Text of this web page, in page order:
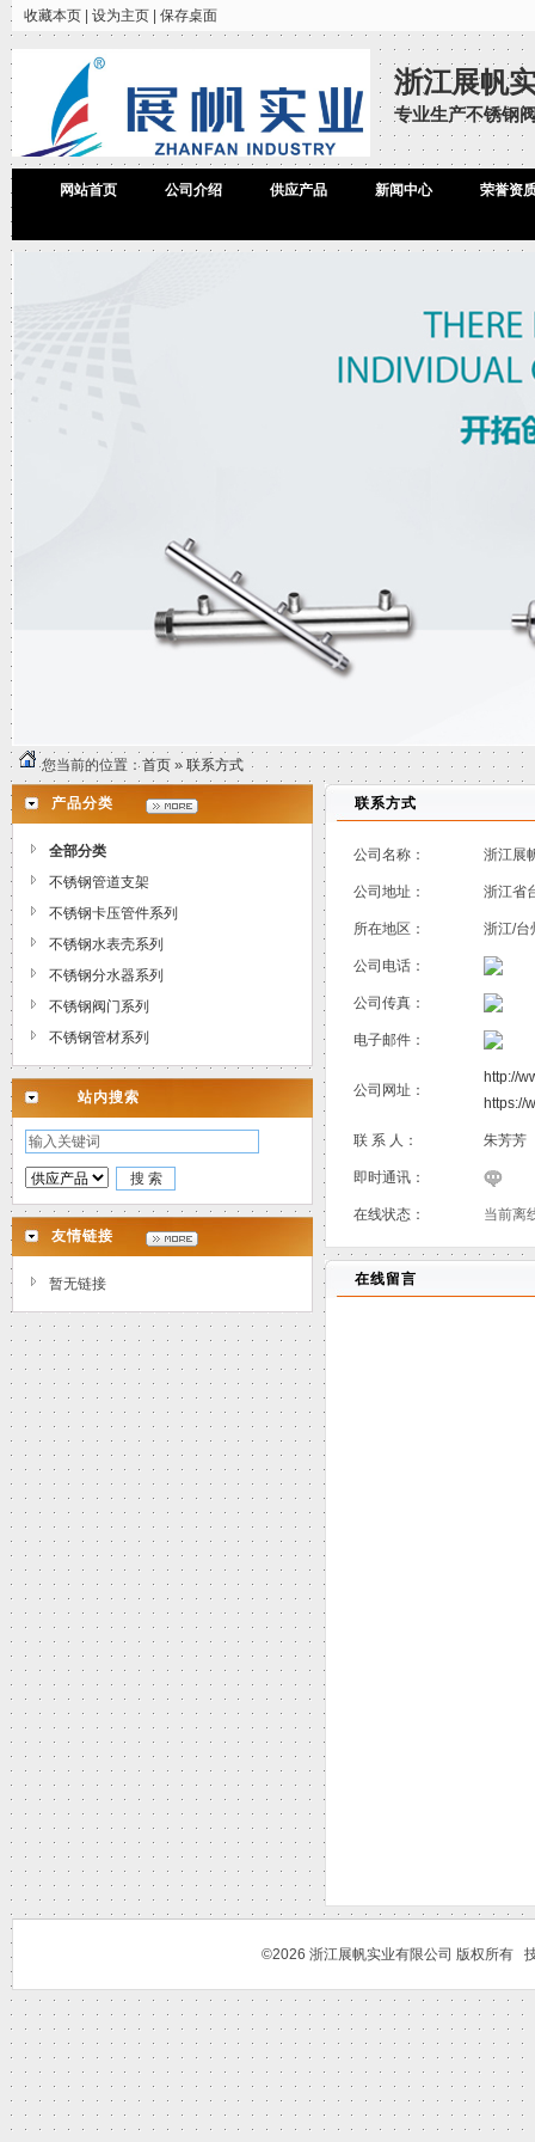
收藏本页 设为主页 保存桌面
浙江展帆
专业生产不锈钢
网站首页 公司介绍 供应产品 新闻中心 荣誉资
您当前的位置：首页 » 联系方式
产品分类
全部分类
不锈钢管道支架
不锈钢卡压管件系列
不锈钢水表壳系列
不锈钢分水器系列
不锈钢阀门系列
不锈钢管材系列
站内搜索
友情链接
暂无链接
联系方式
公司名称： 浙江展
公司地址： 浙江省
所在地区： 浙江/台
公司电话：
公司传真：
电子邮件：
公司网址：
http://
https://
联 系 人： 朱芳芳
即时通讯：
在线状态： 当前离
在线留言
©2026 浙江展帆实业有限公司 版权所有